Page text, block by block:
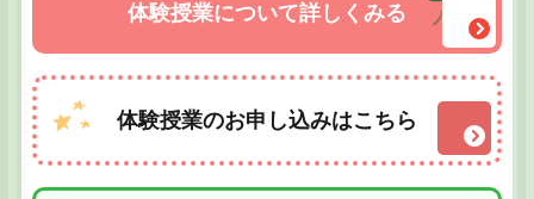
体験授業について詳しくみる
体験授業のお申し込みはこちら